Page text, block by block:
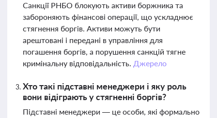
Санкції РНБО блокують активи боржника та
забороняють фінансові операції, що ускладнює
стягнення боргів. Активи можуть бути
арештовані і передані в управління для
погашення боргів, а порушення санкцій тягне
кримінальну відповідальність. Джерело
Хто такі підставні менеджери і яку роль
вони відіграють у стягненні боргів?
Підставні менеджери — це особи, які формально